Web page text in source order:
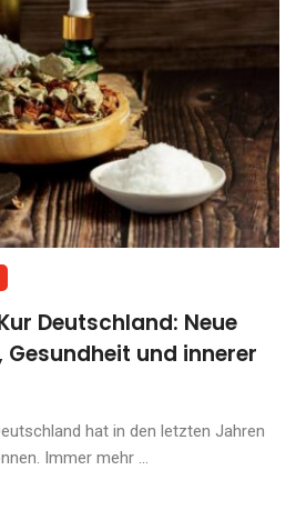
Deutschland: Neue
Gesundheit und innerer
hat in den letzten Jahren
Immer mehr ...